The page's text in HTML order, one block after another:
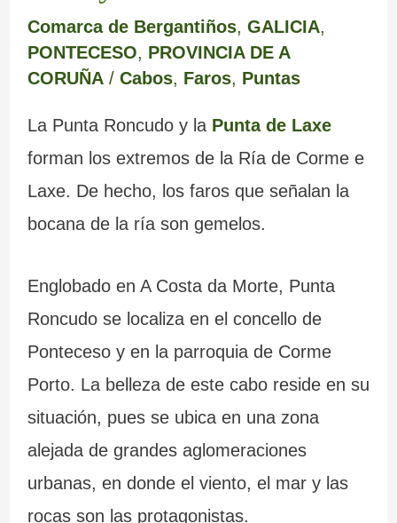
Comarca de Bergantiños, GALICIA,
PONTECESO, PROVINCIA DE A
CORUÑA/ Cabos, Faros, Puntas
La Punta Roncudo y la Punta de Laxe
forman los extremos de la Ría de Corme e
Laxe. De hecho, los faros que señalan la
bocana de la ría son gemelos.
Englobado en A Costa da Morte, Punta
Roncudo se localiza en el concello de
Ponteceso y en la parroquia de Corme
Porto. La belleza de este cabo reside en su
situación, pues se ubica en una zona
alejada de grandes aglomeraciones
urbanas, en donde el viento, el mar y las
rocas son las protagonistas.